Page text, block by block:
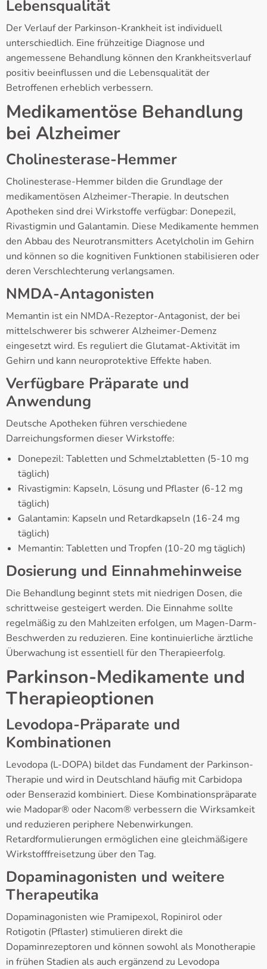
Lebensqualität
Der Verlauf der Parkinson-Krankheit ist individuell
unterschiedlich. Eine frühzeitige Diagnose und
angemessene Behandlung können den Krankheitsverlauf
positiv beeinflussen und die Lebensqualität der
Betroffenen erheblich verbessern.
Medikamentöse Behandlung
bei Alzheimer
Cholinesterase-Hemmer
Cholinesterase-Hemmer bilden die Grundlage der
medikamentösen Alzheimer-Therapie. In deutschen
Apotheken sind drei Wirkstoffe verfügbar: Donepezil,
Rivastigmin und Galantamin. Diese Medikamente hemmen
den Abbau des Neurotransmitters Acetylcholin im Gehirn
und können so die kognitiven Funktionen stabilisieren oder
deren Verschlechterung verlangsamen.
NMDA-Antagonisten
Memantin ist ein NMDA-Rezeptor-Antagonist, der bei
mittelschwerer bis schwerer Alzheimer-Demenz
eingesetzt wird. Es reguliert die Glutamat-Aktivität im
Gehirn und kann neuroprotektive Effekte haben.
Verfügbare Präparate und
Anwendung
Deutsche Apotheken führen verschiedene
Darreichungsformen dieser Wirkstoffe:
Donepezil: Tabletten und Schmelztabletten (5-10 mg
täglich)
Rivastigmin: Kapseln, Lösung und Pflaster (6-12 mg
täglich)
Galantamin: Kapseln und Retardkapseln (16-24 mg
täglich)
Memantin: Tabletten und Tropfen (10-20 mg täglich)
Dosierung und Einnahmehinweise
Die Behandlung beginnt stets mit niedrigen Dosen, die
schrittweise gesteigert werden. Die Einnahme sollte
regelmäßig zu den Mahlzeiten erfolgen, um Magen-Darm-
Beschwerden zu reduzieren. Eine kontinuierliche ärztliche
Überwachung ist essentiell für den Therapieerfolg.
Parkinson-Medikamente und
Therapieoptionen
Levodopa-Präparate und
Kombinationen
Levodopa (L-DOPA) bildet das Fundament der Parkinson-
Therapie und wird in Deutschland häufig mit Carbidopa
oder Benserazid kombiniert. Diese Kombinationspräparate
wie Madopar® oder Nacom® verbessern die Wirksamkeit
und reduzieren periphere Nebenwirkungen.
Retardformulierungen ermöglichen eine gleichmäßigere
Wirkstofffreisetzung über den Tag.
Dopaminagonisten und weitere
Therapeutika
Dopaminagonisten wie Pramipexol, Ropinirol oder
Rotigotin (Pflaster) stimulieren direkt die
Dopaminrezeptoren und können sowohl als Monotherapie
in frühen Stadien als auch ergänzend zu Levodopa